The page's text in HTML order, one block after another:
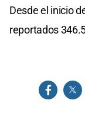
Desde el inicio
reportados